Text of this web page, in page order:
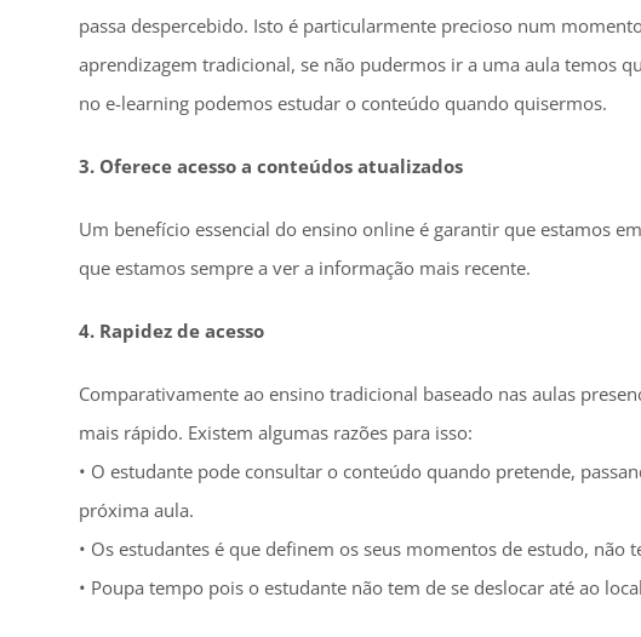
passa despercebido. Isto é particularmente precioso num
aprendizagem tradicional, se não pudermos ir a uma aula temos
no e-learning podemos estudar o conteúdo quando quisermos.
3. Oferece acesso a conteúdos atualizados
Um benefício essencial do ensino online é garantir que estamos
que estamos sempre a ver a informação mais recente.
4. Rapidez de acesso
Comparativamente ao ensino tradicional baseado nas aulas
mais rápido. Existem algumas razões para isso:
• O estudante pode consultar o conteúdo quando pretende,
próxima aula.
• Os estudantes é que definem os seus momentos de estudo, não
• Poupa tempo pois o estudante não tem de se deslocar até ao